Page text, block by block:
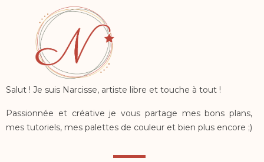
Salut ! Je suis Narcisse, artiste libre et touche à tout !
Passionnée et créative je vous partage mes bons plans,
mes tutoriels, mes palettes de couleur et bien plus encore ;)